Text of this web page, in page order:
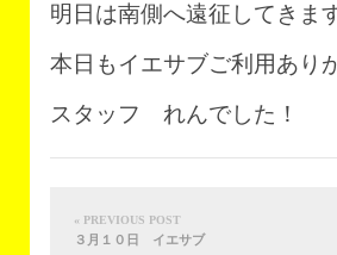
明日は南側へ遠征してきま
本日もイエサブご利用あり
スタッフ れんでした！
« PREVIOUS POST
３月１０日 イエサブ